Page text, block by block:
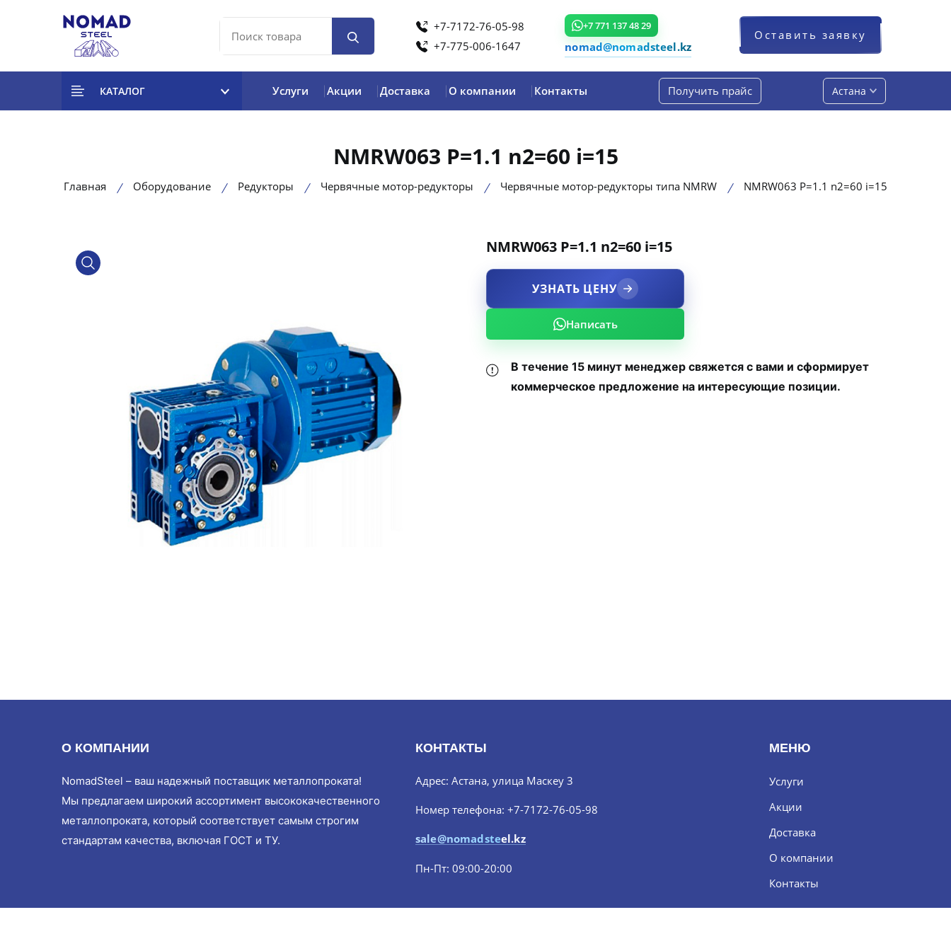
+7-7172-76-05-98
+7-775-006-1647
+7 771 137 48 29
nomad@nomadsteel.kz
Оставить заявку
КАТАЛОГ Услуги Акции Доставка О компании Контакты Получить прайс Астана
NMRW063 P=1.1 n2=60 i=15
Главная Оборудование Редукторы Червячные мотор-редукторы Червячные мотор-редукторы типа NMRW NMRW063 P=1.1 n2=60 i=15
product view
NMRW063 P=1.1 n2=60 i=15
УЗНАТЬ ЦЕНУ
Написать
В течение 15 минут менеджер свяжется с вами и сформирует
коммерческое предложение на интересующие позиции.
О КОМПАНИИ
NomadSteel – ваш надежный поставщик металлопроката!
Мы предлагаем широкий ассортимент высококачественного
металлопроката, который соответствует самым строгим
стандартам качества, включая ГОСТ и ТУ.
КОНТАКТЫ
Адрес: Астана, улица Маскеу 3
Номер телефона: +7-7172-76-05-98
sale@nomadsteel.kz
Пн-Пт: 09:00-20:00
МЕНЮ
Услуги
Акции
Доставка
О компании
Контакты